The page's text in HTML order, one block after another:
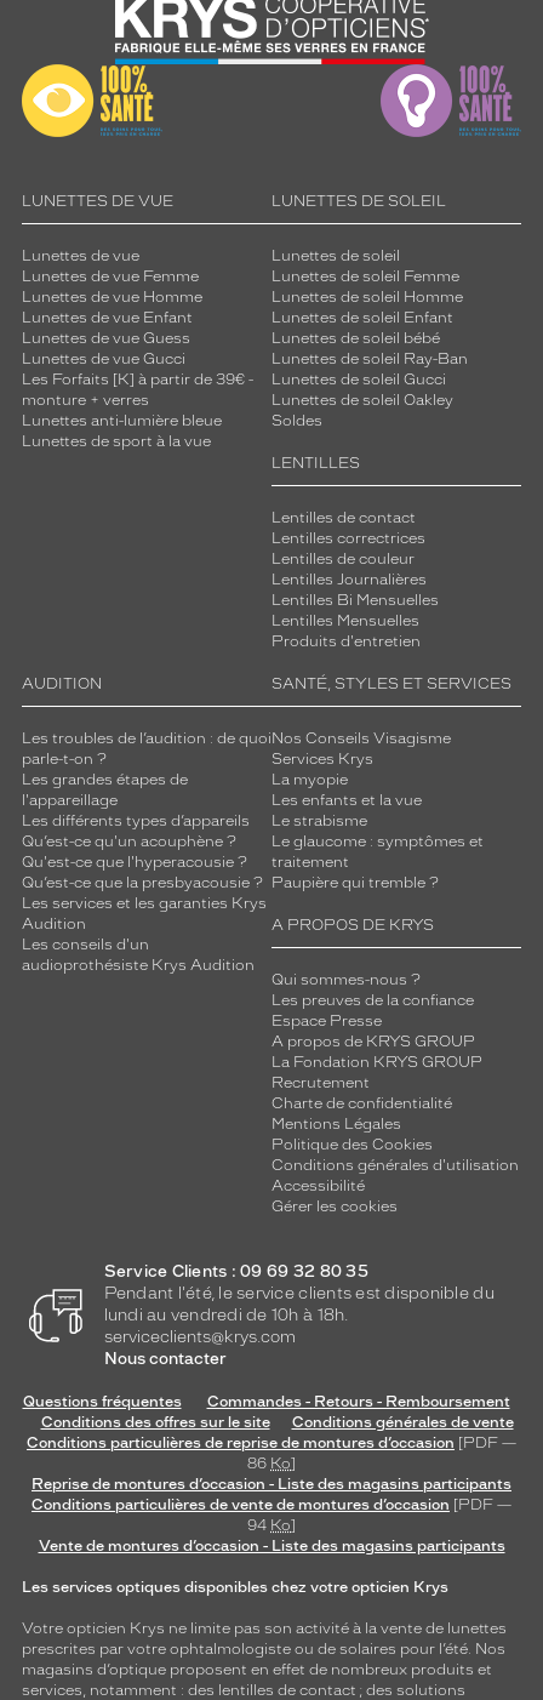
LUNETTES DE VUE
Lunettes de vue
Lunettes de vue Femme
Lunettes de vue Homme
Lunettes de vue Enfant
Lunettes de vue Guess
Lunettes de vue Gucci
Les Forfaits [K] à partir de 39€ -
monture + verres
Lunettes anti-lumière bleue
Lunettes de sport à la vue
LUNETTES DE SOLEIL
Lunettes de soleil
Lunettes de soleil Femme
Lunettes de soleil Homme
Lunettes de soleil Enfant
Lunettes de soleil bébé
Lunettes de soleil Ray-Ban
Lunettes de soleil Gucci
Lunettes de soleil Oakley
Soldes
LENTILLES
Lentilles de contact
Lentilles correctrices
Lentilles de couleur
Lentilles Journalières
Lentilles Bi Mensuelles
Lentilles Mensuelles
Produits d'entretien
AUDITION
Les troubles de l’audition : de quoi
parle-t-on ?
Les grandes étapes de
l'appareillage
Les différents types d’appareils
Qu’est-ce qu'un acouphène ?
Qu'est-ce que l'hyperacousie ?
Qu’est-ce que la presbyacousie ?
Les services et les garanties Krys
Audition
Les conseils d'un
audioprothésiste Krys Audition
SANTÉ, STYLES ET SERVICES
Nos Conseils Visagisme
Services Krys
La myopie
Les enfants et la vue
Le strabisme
Le glaucome : symptômes et
traitement
Paupière qui tremble ?
A PROPOS DE KRYS
Qui sommes-nous ?
Les preuves de la confiance
Espace Presse
A propos de KRYS GROUP
La Fondation KRYS GROUP
Recrutement
Charte de confidentialité
Mentions Légales
Politique des Cookies
Conditions générales d'utilisation
Accessibilité
Gérer les cookies
Service Clients : 09 69 32 80 35
Pendant l'été, le service clients est disponible du
lundi au vendredi de 10h à 18h.
serviceclients@krys.com
Nous contacter
Questions fréquentes
Commandes - Retours - Remboursement
Conditions des offres sur le site
Conditions générales de vente
Conditions particulières de reprise de montures d’occasion [PDF —
86 Ko]
Reprise de montures d’occasion - Liste des magasins participants
Conditions particulières de vente de montures d’occasion [PDF —
94 Ko]
Vente de montures d’occasion - Liste des magasins participants
Les services optiques disponibles chez votre opticien Krys
Votre opticien Krys ne limite pas son activité à la vente de lunettes
prescrites par votre ophtalmologiste ou de solaires pour l’été. Nos
magasins d’optique proposent en effet de nombreux produits et
services, notamment : des lentilles de contact ; des solutions